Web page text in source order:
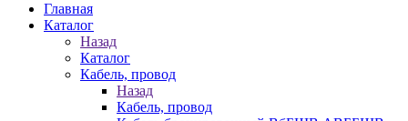
Главная
Каталог
Назад
Каталог
Кабель, провод
Назад
Кабель, провод